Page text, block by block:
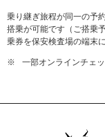
乗り継ぎ旅程が同一の予
搭乗が可能です（ご搭乗
乗券を保安検査場の端末
※ 一部オンラインチェ